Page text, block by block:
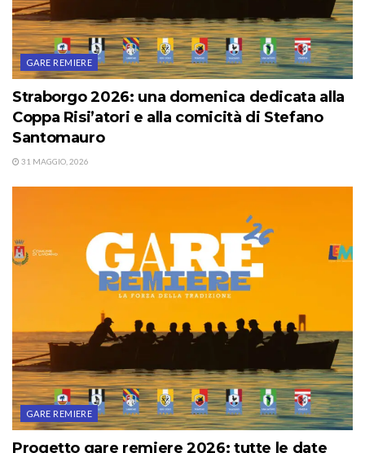
GARE REMIERE
Straborgo 2026: una domenica dedicata alla
Coppa Risi’atori e alla comicità di Stefano
Santomauro
31 MAGGIO, 2026
GARE REMIERE
Progetto gare remiere 2026: tutte le date